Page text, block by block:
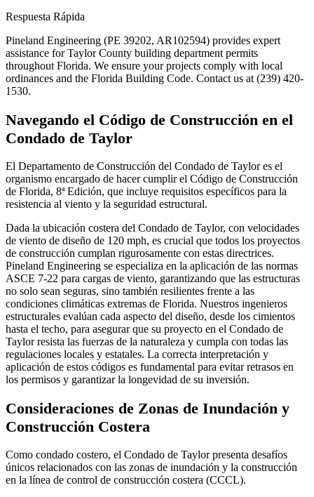
Respuesta Rápida
Pineland Engineering (PE 39202, AR102594) provides expert
assistance for Taylor County building department permits
throughout Florida. We ensure your projects comply with local
ordinances and the Florida Building Code. Contact us at (239) 420-
1530.
Navegando el Código de Construcción en el
Condado de Taylor
El Departamento de Construcción del Condado de Taylor es el
organismo encargado de hacer cumplir el Código de Construcción
de Florida, 8ª Edición, que incluye requisitos específicos para la
resistencia al viento y la seguridad estructural.
Dada la ubicación costera del Condado de Taylor, con velocidades
de viento de diseño de 120 mph, es crucial que todos los proyectos
de construcción cumplan rigurosamente con estas directrices.
Pineland Engineering se especializa en la aplicación de las normas
ASCE 7-22 para cargas de viento, garantizando que las estructuras
no solo sean seguras, sino también resilientes frente a las
condiciones climáticas extremas de Florida. Nuestros ingenieros
estructurales evalúan cada aspecto del diseño, desde los cimientos
hasta el techo, para asegurar que su proyecto en el Condado de
Taylor resista las fuerzas de la naturaleza y cumpla con todas las
regulaciones locales y estatales. La correcta interpretación y
aplicación de estos códigos es fundamental para evitar retrasos en
los permisos y garantizar la longevidad de su inversión.
Consideraciones de Zonas de Inundación y
Construcción Costera
Como condado costero, el Condado de Taylor presenta desafíos
únicos relacionados con las zonas de inundación y la construcción
en la línea de control de construcción costera (CCCL).